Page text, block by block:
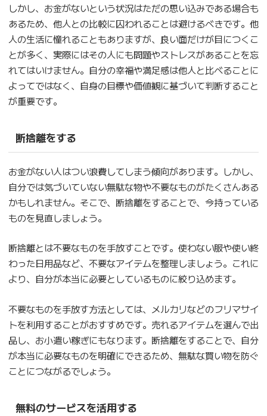
しかし、お金がないという状況はただの思い込みである場合も
あるため、他人との比較に囚われることは避けるべきです。他
人の生活に憧れることもありますが、良い面だけが目につくこ
とが多く、実際にはその人にも問題やストレスがあることを忘
れてはいけません。自分の幸福や満足感は他人と比べることに
よってではなく、自身の目標や価値観に基づいて判断すること
が重要です。
断捨離をする
お金がない人はつい浪費してしまう傾向があります。しかし、
自分では気づいていない無駄な物や不要なものがたくさんある
かもしれません。そこで、断捨離をすることで、今持っている
ものを見直しましょう。
断捨離とは不要なものを手放すことです。使わない服や使い終
わった日用品など、不要なアイテムを整理しましょう。これに
より、自分が本当に必要としているものに絞り込めます。
不要なものを手放す方法としては、メルカリなどのフリマサイ
トを利用することがおすすめです。売れるアイテムを選んで出
品し、お小遣い稼ぎにもなります。断捨離をすることで、自分
が本当に必要なものを明確にできるため、無駄な買い物を防ぐ
ことにつながるでしょう。
無料のサービスを活用する